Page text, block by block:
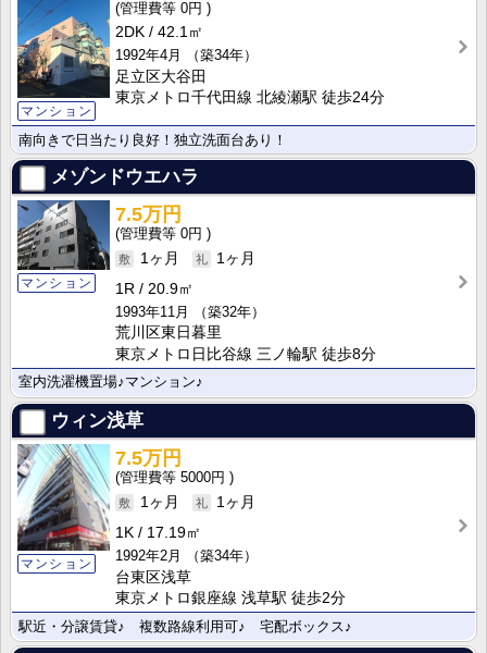
マンション
0円
2DK
42.1㎡
1992年4月
（築34年）
足立区大谷田
東京メトロ千代田線 北綾瀬駅 徒歩24分
南向きで日当たり良好！独立洗面台あり！
メゾンドウエハラ
マンション
7.5万円
0円
1ヶ月
1ヶ月
1R
20.9㎡
1993年11月
（築32年）
荒川区東日暮里
東京メトロ日比谷線 三ノ輪駅 徒歩8分
室内洗濯機置場♪マンション♪
ウィン浅草
マンション
7.5万円
5000円
1ヶ月
1ヶ月
1K
17.19㎡
1992年2月
（築34年）
台東区浅草
東京メトロ銀座線 浅草駅 徒歩2分
駅近・分譲賃貸♪ 複数路線利用可♪ 宅配ボックス♪